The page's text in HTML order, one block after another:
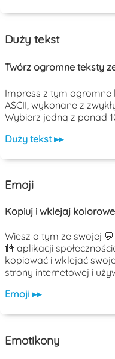
Duży tekst
Twórz ogromne teksty
Impress z tym ogromne
ASCII, wykonane z
Wybierz jedną z ponad
Duży tekst ▸▸
Emoji
Kopiuj i wklejaj
Wiesz o tym ze swojej
👫 aplikacji
kopiować i wklejać
strony internetowej i
Emoji ▸▸
Emotikony